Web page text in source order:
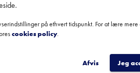
koncerter
for at se tidligere koncerter
.
på ethvert tidspunkt. For at lære mere
cookies policy.
Afvis Jeg